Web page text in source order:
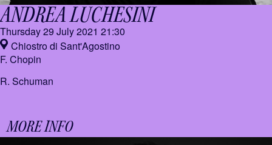
ANDREA LUCHESINI
Thursday 29 July 2021 21:30
Chiostro di Sant'Agostino
F. Chopin
R. Schuman
MORE INFO